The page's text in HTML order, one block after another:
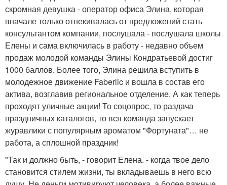
скромная девушка - оператор офиса Элина, которая
вначале только отнекивалась от предложений стать
консультантом компании, послушала - послушала школы
Елены и сама включилась в работу - недавно объем
продаж молодой команды Элины Кондратьевой достиг
1000 баллов. Более того, Элина решила вступить в
молодежное движение Faberlic и вошла в состав его
актива, возглавив региональное отделение. А как теперь
проходят уличные акции! То соцопрос, то раздача
праздничных каталогов, то вся команда запускает
журавлики с популярным ароматом "Фортуната"… не
работа, а сплошной праздник!
"Так и должно быть, - говорит Елена. - когда твое дело
становится стилем жизни, ты вкладываешь в него всю